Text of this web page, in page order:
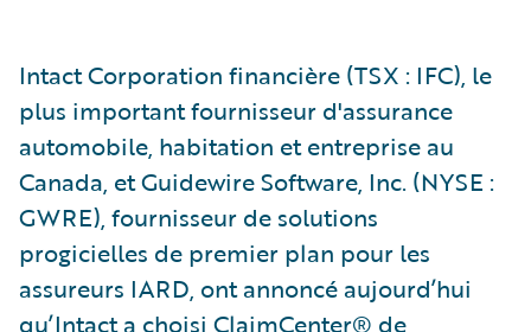
Intact Corporation financière (TSX : IFC), le
plus important fournisseur d'assurance
automobile, habitation et entreprise au
Canada, et Guidewire Software, Inc. (NYSE :
GWRE), fournisseur de solutions
progicielles de premier plan pour les
assureurs IARD, ont annoncé aujourd’hui
qu’Intact a choisi ClaimCenter® de